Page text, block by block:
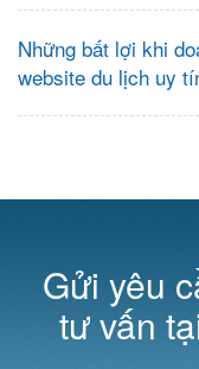
Những bất lợi khi
website du lịch uy
Gửi yêu
tư vấn